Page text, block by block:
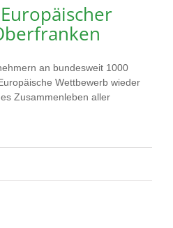
an bundesweit 1000
Wettbewerb wieder
Zusammenleben aller